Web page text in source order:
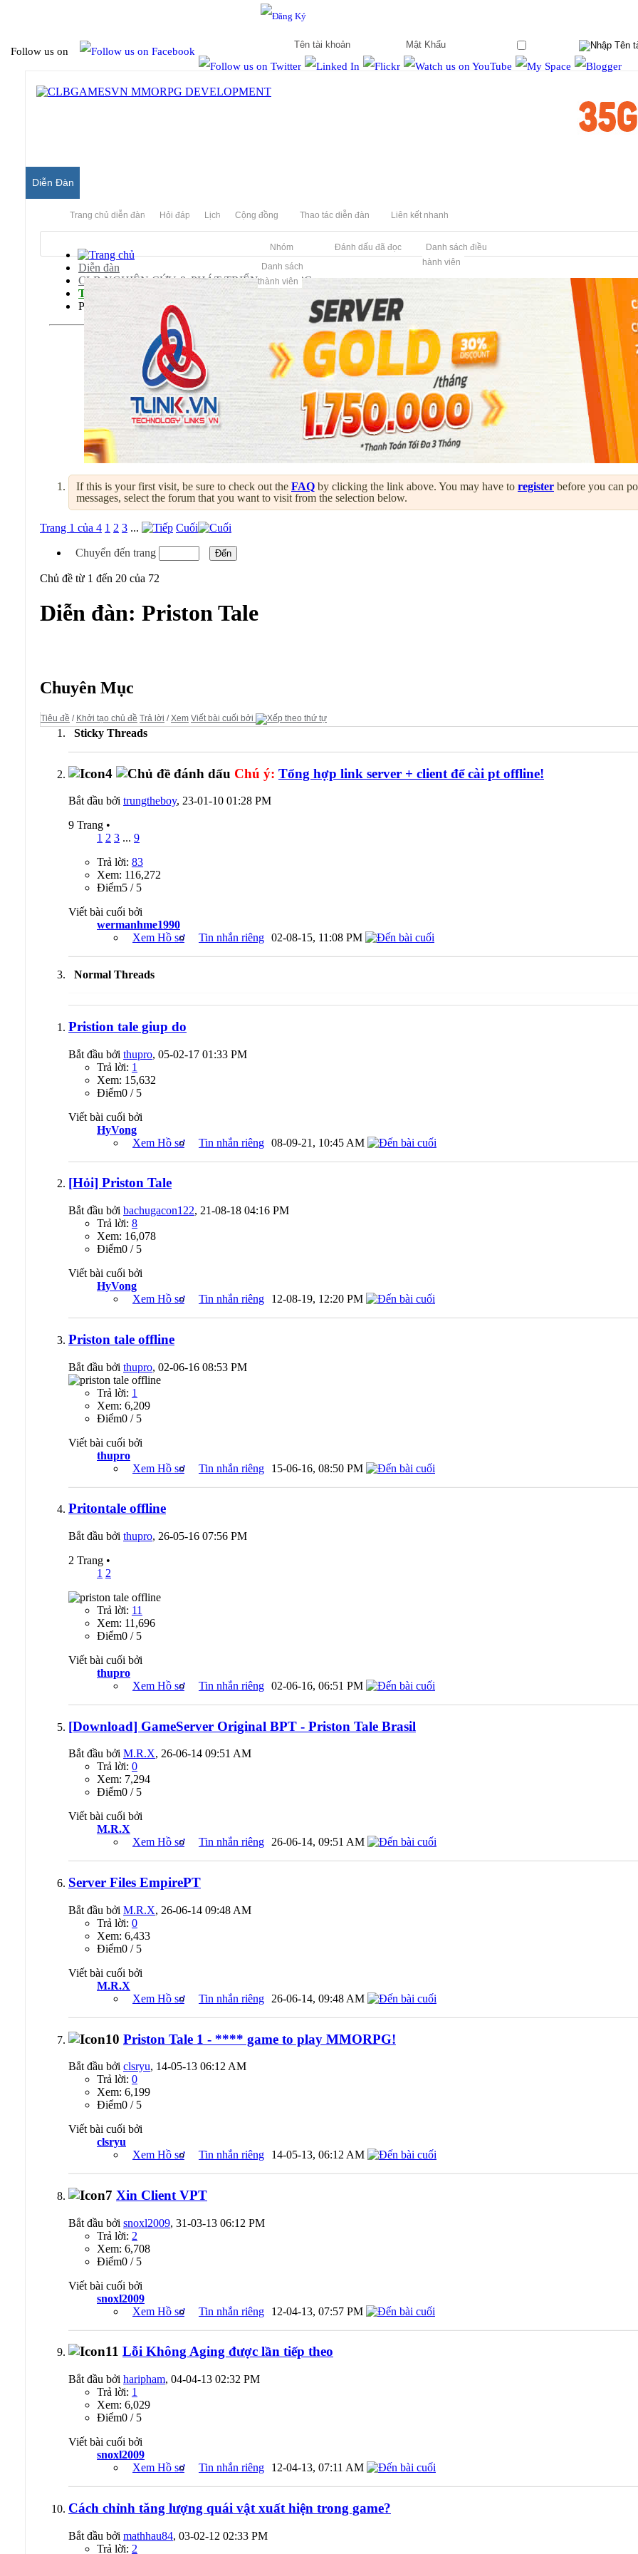
Follow us on
Diễn Đàn
Trang chủ diễn đàn Hỏi đáp Lịch Cộng đồng
Nhóm
Danh sách
thành viên
Thao tác diễn đàn
Đánh dấu đã đọc
Liên kết nhanh
Danh sách điều
hành viên
Diễn đàn
CLB NGHIÊN CỨU & PHÁT TRIỂN MMORPG
Tổng Hợp Các Server Games Khác
Priston Tale
If this is your first visit, be sure to check out the FAQ by clicking the link above. You may have to register before you can
messages, select the forum that you want to visit from the selection below.
Trang 1 của 4 1 2 3 ... Cuối
Chuyển đến trang
Chủ đề từ 1 đến 20 của 72
Diễn đàn: Priston Tale
Chuyên Mục
Tiêu đề / Khởi tạo chủ đề Trả lời /Xem Viết bài cuối bởi
Sticky Threads
Chú ý: Tổng hợp link server + client để cài pt offline!
Bắt đầu bởi trungtheboy, 23-01-10 01:28 PM
9 Trang •
1 2 3 ... 9
Trả lời: 83
Xem: 116,272
Ðiểm5 / 5
Viết bài cuối bởi
wermanhme1990
Xem Hồ sơ
Tin nhắn riêng 02-08-15, 11:08 PM
Normal Threads
Pristion tale giup do
Bắt đầu bởi thupro, 05-02-17 01:33 PM
Trả lời: 1
Xem: 15,632
Ðiểm0 / 5
Viết bài cuối bởi
HyVong
Xem Hồ sơ
Tin nhắn riêng 08-09-21, 10:45 AM
[Hỏi] Priston Tale
Bắt đầu bởi bachugacon122, 21-08-18 04:16 PM
Trả lời: 8
Xem: 16,078
Ðiểm0 / 5
Viết bài cuối bởi
HyVong
Xem Hồ sơ
Tin nhắn riêng 12-08-19, 12:20 PM
Priston tale offline
Bắt đầu bởi thupro, 02-06-16 08:53 PM
Trả lời: 1
Xem: 6,209
Ðiểm0 / 5
Viết bài cuối bởi
thupro
Xem Hồ sơ
Tin nhắn riêng 15-06-16, 08:50 PM
Pritontale offline
Bắt đầu bởi thupro, 26-05-16 07:56 PM
2 Trang •
1 2
Trả lời: 11
Xem: 11,696
Ðiểm0 / 5
Viết bài cuối bởi
thupro
Xem Hồ sơ
Tin nhắn riêng 02-06-16, 06:51 PM
[Download] GameServer Original BPT - Priston Tale Brasil
Bắt đầu bởi M.R.X, 26-06-14 09:51 AM
Trả lời: 0
Xem: 7,294
Ðiểm0 / 5
Viết bài cuối bởi
M.R.X
Xem Hồ sơ
Tin nhắn riêng 26-06-14, 09:51 AM
Server Files EmpirePT
Bắt đầu bởi M.R.X, 26-06-14 09:48 AM
Trả lời: 0
Xem: 6,433
Ðiểm0 / 5
Viết bài cuối bởi
M.R.X
Xem Hồ sơ
Tin nhắn riêng 26-06-14, 09:48 AM
Priston Tale 1 - **** game to play MMORPG!
Bắt đầu bởi clsryu, 14-05-13 06:12 AM
Trả lời: 0
Xem: 6,199
Ðiểm0 / 5
Viết bài cuối bởi
clsryu
Xem Hồ sơ
Tin nhắn riêng 14-05-13, 06:12 AM
Xin Client VPT
Bắt đầu bởi snoxl2009, 31-03-13 06:12 PM
Trả lời: 2
Xem: 6,708
Ðiểm0 / 5
Viết bài cuối bởi
snoxl2009
Xem Hồ sơ
Tin nhắn riêng 12-04-13, 07:57 PM
Lỗi Không Aging được lần tiếp theo
Bắt đầu bởi haripham, 04-04-13 02:32 PM
Trả lời: 1
Xem: 6,029
Ðiểm0 / 5
Viết bài cuối bởi
snoxl2009
Xem Hồ sơ
Tin nhắn riêng 12-04-13, 07:11 AM
Cách chỉnh tăng lượng quái vật xuất hiện trong game?
Bắt đầu bởi mathhau84, 03-02-12 02:33 PM
Trả lời: 2